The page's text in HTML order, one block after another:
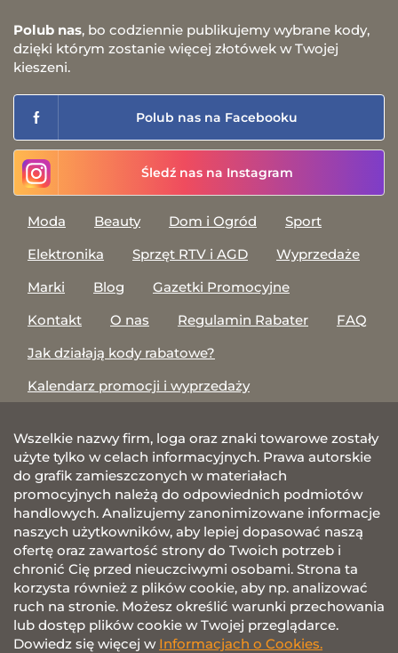
Polub nas, bo codziennie publikujemy wybrane kody,
dzięki którym zostanie więcej złotówek w Twojej
kieszeni.
Polub nas na Facebooku
Śledź nas na Instagram
Moda Beauty Dom i Ogród
Sport
Elektronika
Sprzęt RTV i AGD
Wyprzedaże
Marki
Blog
Gazetki Promocyjne
Kontakt
O nas Regulamin Rabater
FAQ
Jak działają kody rabatowe?
Kalendarz promocji i wyprzedaży
Wszelkie nazwy firm, loga oraz znaki towarowe zostały
użyte tylko w celach informacyjnych. Prawa autorskie
do grafik zamieszczonych w materiałach
promocyjnych należą do odpowiednich podmiotów
handlowych. Analizujemy zanonimizowane informacje
naszych użytkowników, aby lepiej dopasować naszą
ofertę oraz zawartość strony do Twoich potrzeb i
chronić Cię przed nieuczciwymi osobami. Strona ta
korzysta również z plików cookie, aby np. analizować
ruch na stronie. Możesz określić warunki przechowania
lub dostęp plików cookie w Twojej przeglądarce.
Dowiedz się więcej w Informacjach o Cookies.